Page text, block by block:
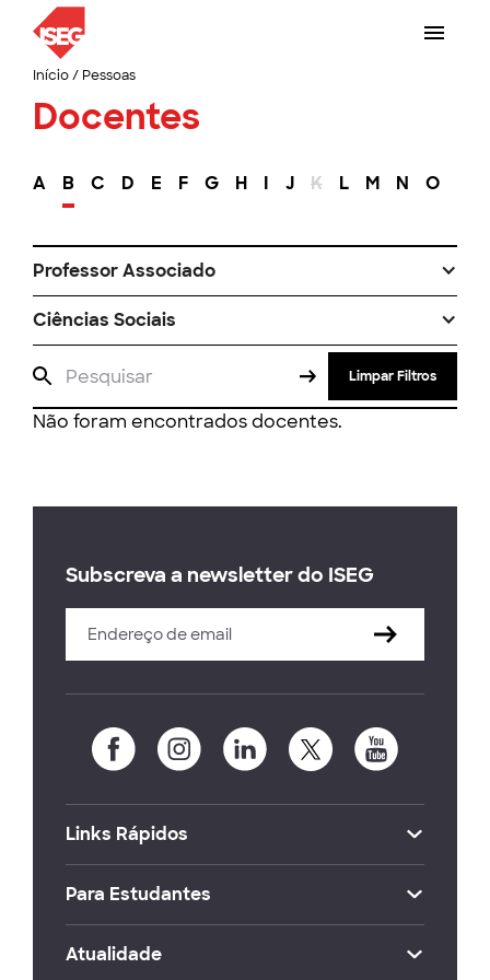
Início/ Pessoas
Docentes
A B C D E F G H I J K L M N O
Professor Associado
Ciências Sociais
Limpar Filtros
Não foram encontrados docentes.
Subscreva a newsletter do ISEG
Links Rápidos
Para Estudantes
Atualidade